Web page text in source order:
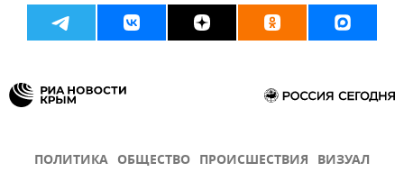
ПОЛИТИКА ОБЩЕСТВО ПРОИСШЕСТВИЯ ВИЗУАЛ